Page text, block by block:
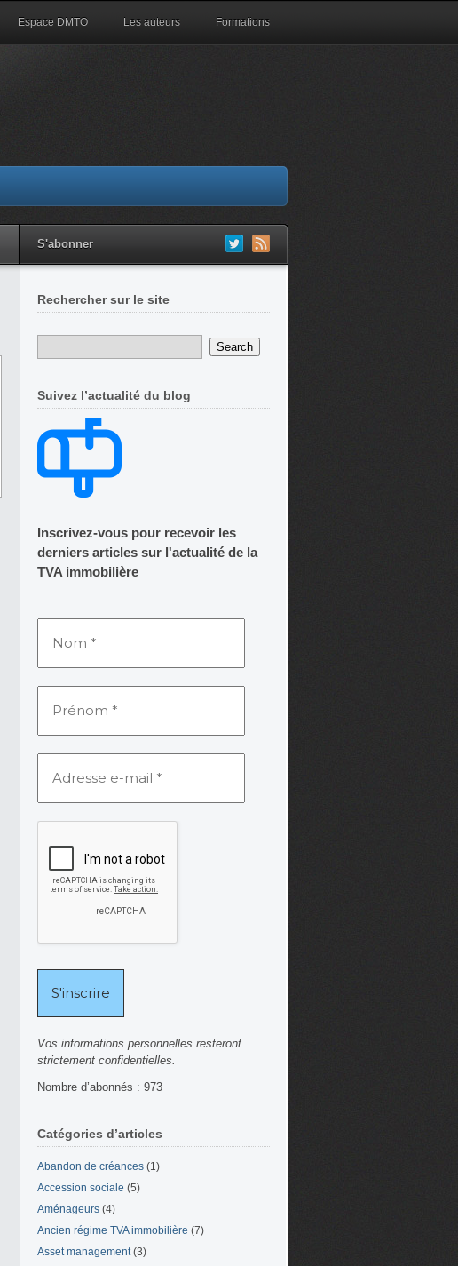
Espace DMTO Les auteurs Formations
S'abonner
Rechercher sur le site
Suivez l’actualité du blog
Inscrivez-vous pour recevoir les
derniers articles sur l'actualité de la
TVA immobilière
Vos informations personnelles resteront
strictement confidentielles.
Nombre d’abonnés : 973
Catégories d’articles
Abandon de créances (1)
Accession sociale (5)
Aménageurs (4)
Ancien régime TVA immobilière (7)
Asset management(3)